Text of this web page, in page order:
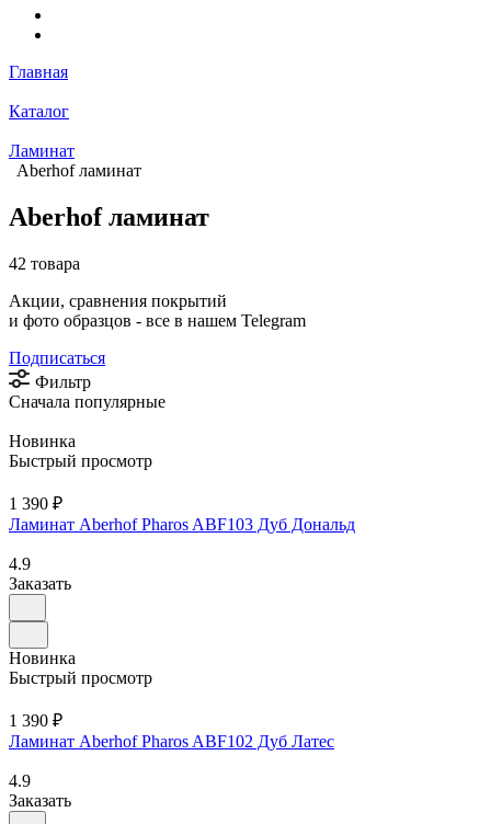
Главная
Каталог
Ламинат
Aberhof ламинат
Aberhof ламинат
42 товара
Акции, сравнения покрытий
и фото образцов - все в нашем Telegram
Подписаться
Фильтр
Сначала популярные
Новинка
Быстрый просмотр
1 390 ₽
Ламинат Aberhof Pharos ABF103 Дуб Дональд
4.9
Заказать
Новинка
Быстрый просмотр
1 390 ₽
Ламинат Aberhof Pharos ABF102 Дуб Латес
4.9
Заказать